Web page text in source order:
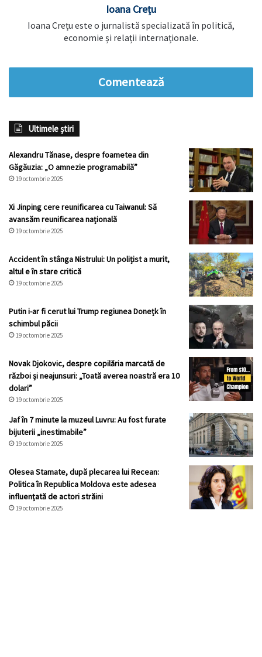
Ioana Crețu
Ioana Crețu este o jurnalistă specializată în politică,
economie și relații internaționale.
Comentează
Ultimele știri
Alexandru Tănase, despre foametea din
Găgăuzia: „O amnezie programabilă”
19 octombrie 2025
Xi Jinping cere reunificarea cu Taiwanul: Să
avansăm reunificarea națională
19 octombrie 2025
Accident în stânga Nistrului: Un polițist a murit,
altul e în stare critică
19 octombrie 2025
Putin i-ar fi cerut lui Trump regiunea Donețk în
schimbul păcii
19 octombrie 2025
Novak Djokovic, despre copilăria marcată de
război și neajunsuri: „Toată averea noastră era 10
dolari”
19 octombrie 2025
Jaf în 7 minute la muzeul Luvru: Au fost furate
bijuterii „inestimabile”
19 octombrie 2025
Olesea Stamate, după plecarea lui Recean:
Politica în Republica Moldova este adesea
influențată de actori străini
19 octombrie 2025